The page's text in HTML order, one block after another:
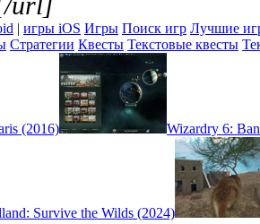
| игры iOS Игры Поиск игр Лучшие
Стратегии Квесты Текстовые квесты
(2016) Wizardry 6:
Survive the Wilds (2024)